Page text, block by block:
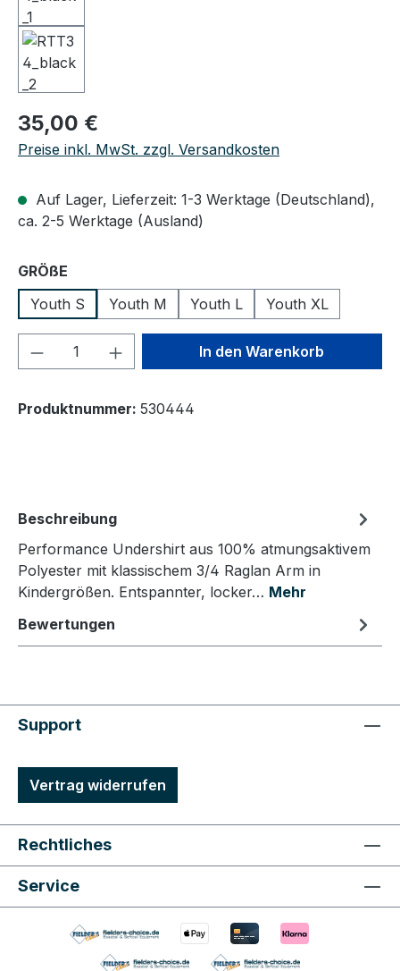
Regulärer Preis:
35,00 €
Preise inkl. MwSt. zzgl. Versandkosten
Auf Lager, Lieferzeit: 1-3 Werktage (Deutschland),
ca. 2-5 Werktage (Ausland)
GRÖßE
Youth S
Youth M Youth L Youth XL
Produkt Anzahl: Gib denIn den Warenkorb
Produktnummer: 530444
Beschreibung
Performance Undershirt aus 100% atmungsaktivem
Polyester mit klassischem 3/4 Raglan Arm in
Kindergrößen. Entspannter, locker… Mehr
Bewertungen
Support
Vertrag widerrufen
Rechtliches
Service